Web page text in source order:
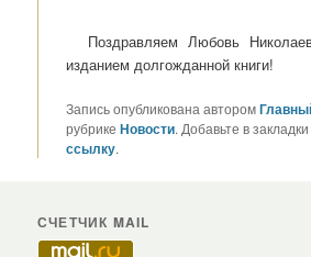
Поздравляем Любовь
изданием долгожданной книги!
Запись опубликована автором
рубрике Новости. Добавьте в закладки
ссылку.
СЧЕТЧИК MAIL